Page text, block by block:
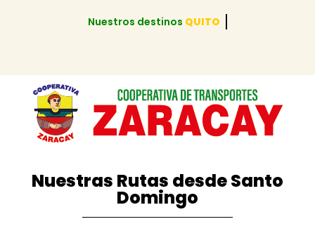
Nuestros destinosGUAYAQUIL
Nuestras Rutas desde Santo
Domingo